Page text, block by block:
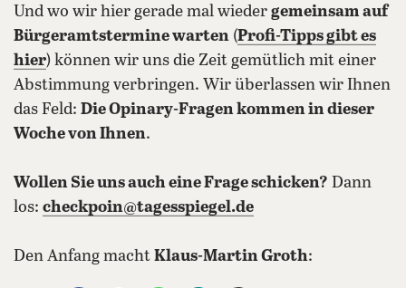
Und wo wir hier gerade mal wieder gemeinsam auf
Bürgeramtstermine warten (Profi-Tipps gibt es
hier) können wir uns die Zeit gemütlich mit einer
Abstimmung verbringen. Wir überlassen wir Ihnen
das Feld: Die Opinary-Fragen kommen in dieser
Woche von Ihnen.
Wollen Sie uns auch eine Frage schicken? Dann
los: checkpoin@tagesspiegel.de
Den Anfang macht Klaus-Martin Groth: